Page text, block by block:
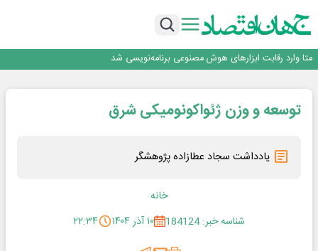
جمنای دستیار اصلی گوشی‌های اندرویدی می‌شود
متا وارد رقابت ابزارهای هوش مصنوعی برنامه‌نویسی شد
فیلم|ببینید:
جمنای دستیار اصلی گوشی‌های اندرویدی می‌شود
برنده این رقابت داستان‌نویسی، انسان نبود!
توسعه و وزن ژئواکونومیکی شرق
یادداشت سجاد عطازاده پژوهشگر
خانه
شناسه خبر: 184124
۱۰ آذر ۱۴۰۴ ۲۲:۳۴